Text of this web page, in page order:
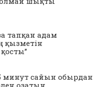
тапқан адам
қызметін
минут сайын обырдан
озатын